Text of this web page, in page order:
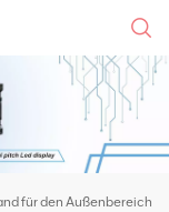
für den Außenbereich